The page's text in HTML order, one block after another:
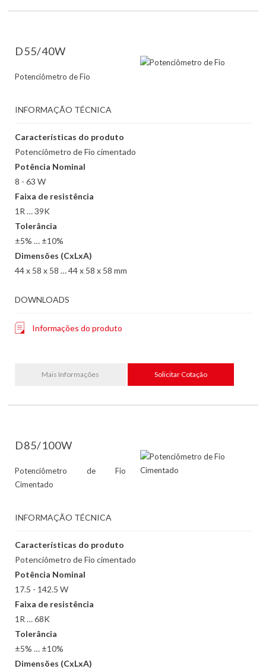
D55/40W
Potenciômetro de Fio
INFORMAÇÃO TÉCNICA
Características do produto
Potenciômetro de Fio cimentado
Potência Nominal
8 - 63 W
Faixa de resistência
1R … 39K
Tolerância
±5% … ±10%
Dimensões (CxLxA)
44 x 58 x 58 … 44 x 58 x 58 mm
DOWNLOADS
Informações do produto
Mais Informações Solicitar Cotação
D85/100W
Potenciômetro de Fio
Cimentado
INFORMAÇÃO TÉCNICA
Características do produto
Potenciômetro de Fio cimentado
Potência Nominal
17.5 - 142.5 W
Faixa de resistência
1R … 68K
Tolerância
±5% … ±10%
Dimensões (CxLxA)